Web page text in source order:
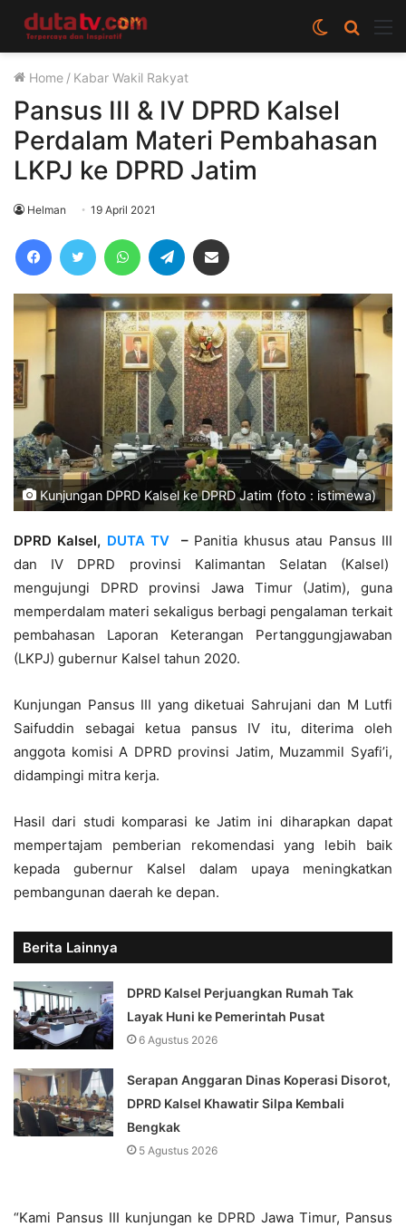
Cari
berita
Switch
skin
Home / Kabar Wakil Rakyat
Pansus III & IV DPRD Kalsel
Perdalam Materi Pembahasan
LKPJ ke DPRD Jatim
Helman 19 April 2021
FacebookTwitter WhatsAppTelegram
Kunjungan DPRD Kalsel ke DPRD Jatim (foto : istimewa)
DPRD Kalsel, DUTA TV – Panitia khusus atau Pansus III
dan IV DPRD provinsi Kalimantan Selatan (Kalsel)
mengujungi DPRD provinsi Jawa Timur (Jatim), guna
memperdalam materi sekaligus berbagi pengalaman terkait
pembahasan Laporan Keterangan Pertanggungjawaban
(LKPJ) gubernur Kalsel tahun 2020.
Kunjungan Pansus III yang diketuai Sahrujani dan M Lutfi
Saifuddin sebagai ketua pansus IV itu, diterima oleh
anggota komisi A DPRD provinsi Jatim, Muzammil Syafi’i,
didampingi mitra kerja.
Hasil dari studi komparasi ke Jatim ini diharapkan dapat
mempertajam pemberian rekomendasi yang lebih baik
kepada gubernur Kalsel dalam upaya meningkatkan
pembangunan daerah ke depan.
Berita Lainnya
DPRD Kalsel Perjuangkan Rumah Tak
Layak Huni ke Pemerintah Pusat
6 Agustus 2026
Serapan Anggaran Dinas Koperasi Disorot,
DPRD Kalsel Khawatir Silpa Kembali
Bengkak
5 Agustus 2026
“Kami Pansus III kunjungan ke DPRD Jawa Timur, Pansus